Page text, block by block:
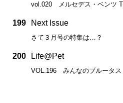
vol.020 メルセデス・ベンツ T
199 Next Issue
さて３月号の特集は…？
200 Life@Pet
VOL.196 みんなのブルータス